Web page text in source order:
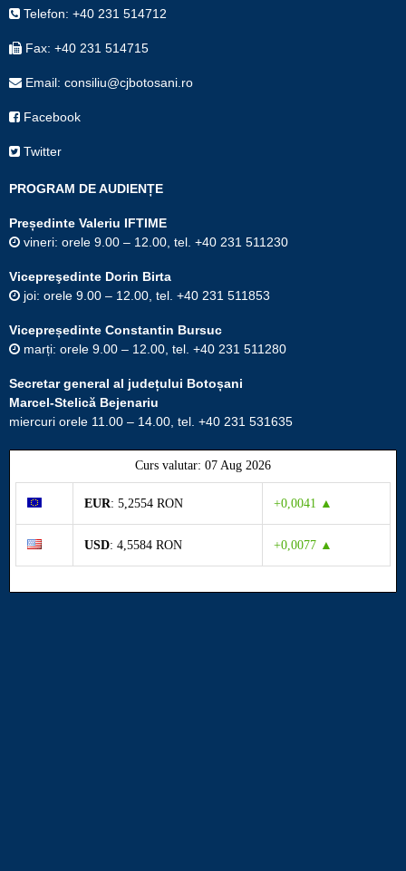
Telefon: +40 231 514712
Fax: +40 231 514715
Email: consiliu@cjbotosani.ro
Facebook
Twitter
PROGRAM DE AUDIENȚE
Președinte Valeriu IFTIME
vineri: orele 9.00 – 12.00, tel. +40 231 511230
Vicepreşedinte Dorin Birta
joi: orele 9.00 – 12.00, tel. +40 231 511853
Vicepreședinte Constantin Bursuc
marți: orele 9.00 – 12.00, tel. +40 231 511280
Secretar general al județului Botoșani
Marcel-Stelică Bejenariu
miercuri orele 11.00 – 14.00, tel. +40 231 531635
Curs valutar: 07 Aug 2026
EUR: 5,2554 RON +0,0041 ▲
USD: 4,5584 RON +0,0077 ▲